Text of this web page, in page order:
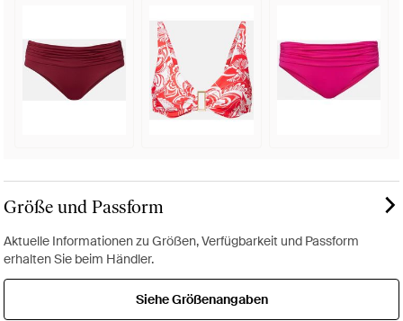
Größe und Passform
Aktuelle Informationen zu Größen, Verfügbarkeit und Passform
erhalten Sie beim Händler.
Siehe Größenangaben